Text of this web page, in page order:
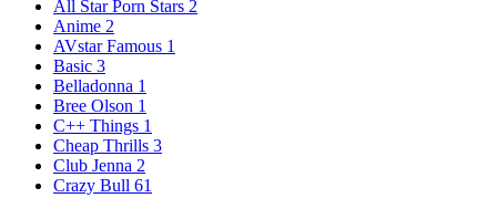
All Star Porn Stars 2
Anime 2
AVstar Famous 1
Basic 3
Belladonna 1
Bree Olson 1
C++ Things 1
Cheap Thrills 3
Club Jenna 2
Crazy Bull 61